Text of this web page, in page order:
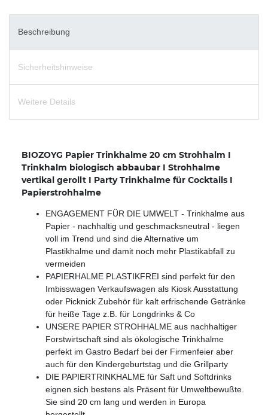
Beschreibung
Sicherheitshinweise
Weitere Details
BIOZOYG Papier Trinkhalme 20 cm Strohhalm I
Trinkhalm biologisch abbaubar I Strohhalme
vertikal gerollt I Party Trinkhalme für Cocktails I
Papierstrohhalme
ENGAGEMENT FÜR DIE UMWELT - Trinkhalme aus
Papier - nachhaltig und geschmacksneutral - liegen
voll im Trend und sind die Alternative um
Plastikhalme und damit noch mehr Plastikabfall zu
vermeiden
PAPIERHALME PLASTIKFREI sind perfekt für den
Imbisswagen Verkaufswagen als Kiosk Ausstattung
oder Picknick Zubehör für kalt erfrischende Getränke
für heiße Tage z.B. für Longdrinks & Co
UNSERE PAPIER STROHHALME aus nachhaltiger
Forstwirtschaft sind als ökologische Trinkhalme
perfekt im Gastro Bedarf bei der Firmenfeier aber
auch für den Kindergeburtstag und die Grillparty
DIE PAPIERTRINKHALME für Saft und Softdrinks
eignen sich bestens als Präsent für Umweltbewußte.
Sie sind 20 cm lang und werden in Europa